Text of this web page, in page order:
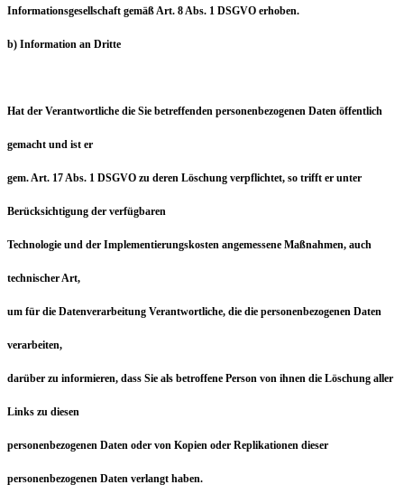
Informationsgesellschaft gemäß Art. 8 Abs. 1 DSGVO erhoben.
b) Information an Dritte
Hat der Verantwortliche die Sie betreffenden personenbezogenen Daten öffentlich
gemacht und ist er
gem. Art. 17 Abs. 1 DSGVO zu deren Löschung verpflichtet, so trifft er unter
Berücksichtigung der verfügbaren
Technologie und der Implementierungskosten angemessene Maßnahmen, auch
technischer Art,
um für die Datenverarbeitung Verantwortliche, die die personenbezogenen Daten
verarbeiten,
darüber zu informieren, dass Sie als betroffene Person von ihnen die Löschung aller
Links zu diesen
personenbezogenen Daten oder von Kopien oder Replikationen dieser
personenbezogenen Daten verlangt haben.